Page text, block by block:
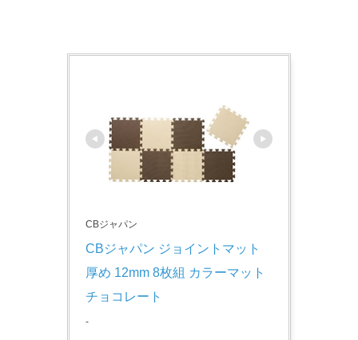
CBジャパン
CBジャパン ジョイントマット
厚め 12mm 8枚組 カラーマット
チョコレート
-